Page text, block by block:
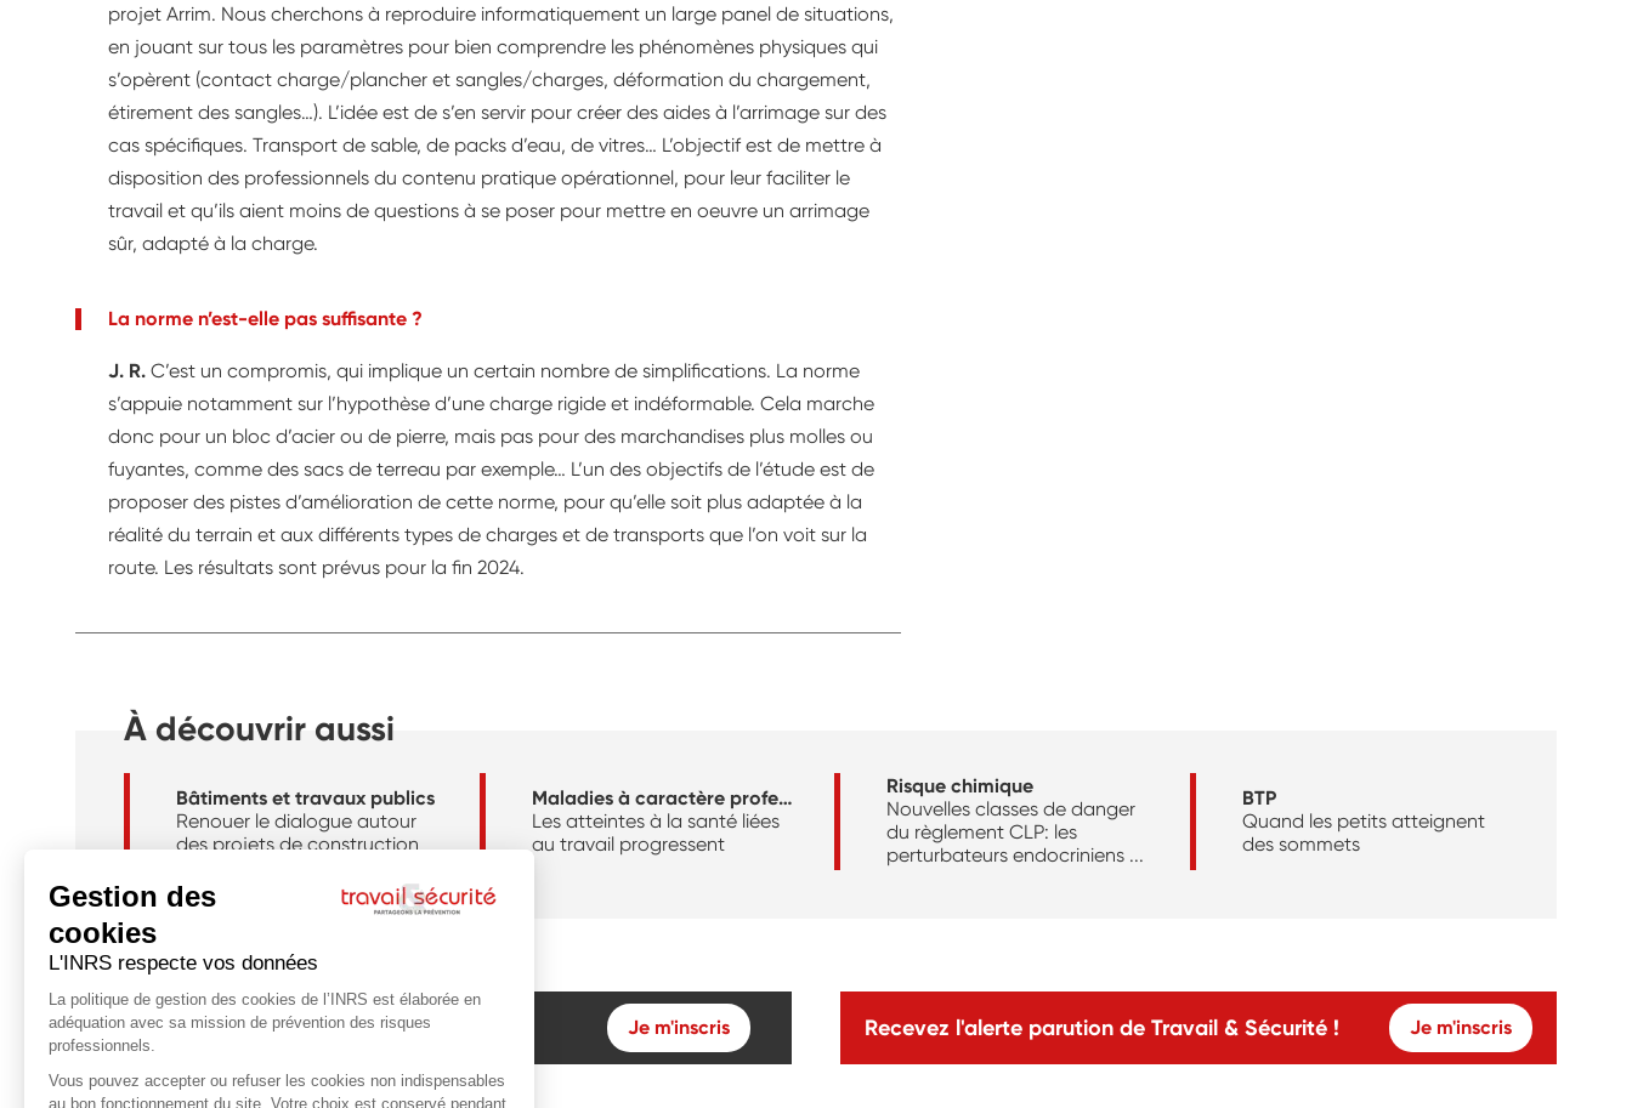
projet Arrim. Nous cherchons à reproduire informatiquement un large panel de situations,
en jouant sur tous les paramètres pour bien comprendre les phénomènes physiques qui
s’opèrent (contact charge/plancher et sangles/charges, déformation du chargement,
étirement des sangles…). L’idée est de s’en servir pour créer des aides à l’arrimage sur des
cas spécifiques. Transport de sable, de packs d’eau, de vitres… L’objectif est de mettre à
disposition des professionnels du contenu pratique opérationnel, pour leur faciliter le
travail et qu’ils aient moins de questions à se poser pour mettre en oeuvre un arrimage
sûr, adapté à la charge.
La norme n’est-elle pas suffisante ?
J. R. C’est un compromis, qui implique un certain nombre de simplifications. La norme
s’appuie notamment sur l’hypothèse d’une charge rigide et indéformable. Cela marche
donc pour un bloc d’acier ou de pierre, mais pas pour des marchandises plus molles ou
fuyantes, comme des sacs de terreau par exemple… L’un des objectifs de l’étude est de
proposer des pistes d’amélioration de cette norme, pour qu’elle soit plus adaptée à la
réalité du terrain et aux différents types de charges et de transports que l’on voit sur la
route. Les résultats sont prévus pour la fin 2024.
À découvrir aussi
Bâtiments et travaux publics
Renouer le dialogue autour
des projets de construction
Maladies à caractère professionnel
Les atteintes à la santé liées
au travail progressent
Risque chimique
Nouvelles classes de danger
du règlement CLP: les
perturbateurs endocriniens ...
BTP
Quand les petits atteignent
des sommets
Abonnez-vous à la newsletter de l'INRS ! Je m'inscris Recevez l'alerte parution de Travail & Sécurité ! Je m'inscris